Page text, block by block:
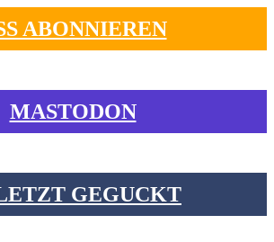
ABONNIEREN
MASTODON
GEGUCKT